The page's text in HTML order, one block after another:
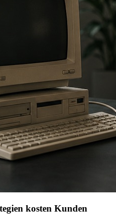
kosten Kunden